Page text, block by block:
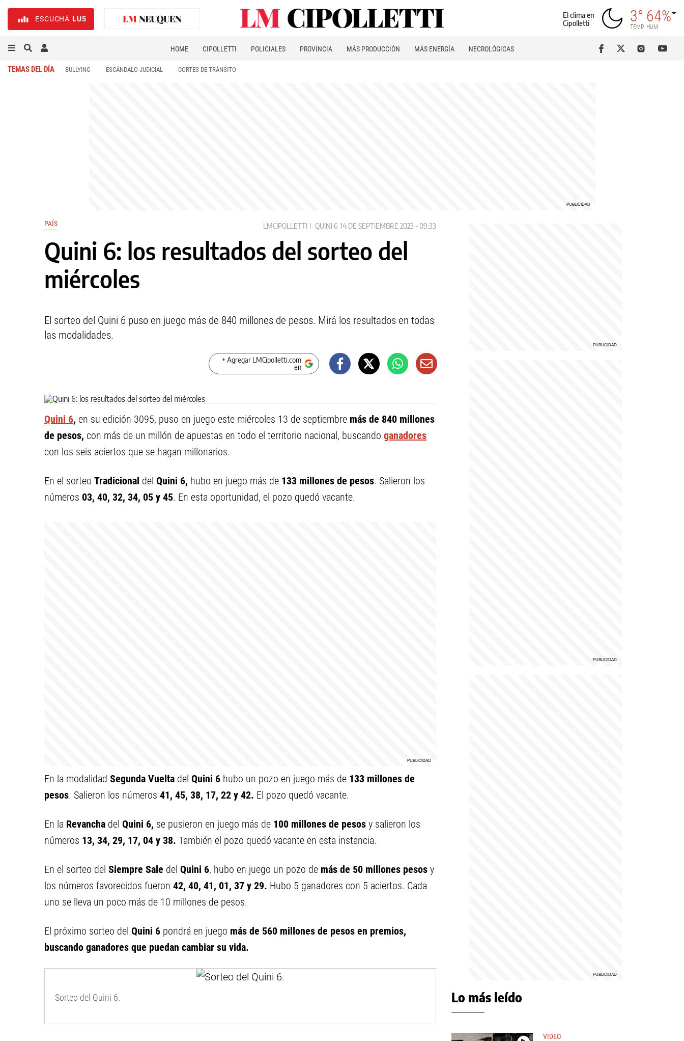
ESCUCHÁ LU5
El clima en
Cipolletti
3°
TEMP
64%
HUM
HOME CIPOLLETTI POLICIALES PROVINCIA MÁS PRODUCCIÓN MÁS ENERGÍA NECROLÓGICAS
TEMAS DEL DÍA BULLYING ESCÁNDALO JUDICIAL CORTES DE TRÁNSITO
PAÍS LMCIPOLLETTI QUINI 6 14 DE SEPTIEMBRE 2023 - 09:33
Quini 6: los resultados del sorteo del
miércoles
El sorteo del Quini 6 puso en juego más de 840 millones de pesos. Mirá los resultados en todas
las modalidades.
+ Agregar LMCipolletti.com
en
Quini 6, en su edición 3095, puso en juego este miércoles 13 de septiembre más de 840 millones
de pesos, con más de un millón de apuestas en todo el territorio nacional, buscando ganadores
con los seis aciertos que se hagan millonarios.
En el sorteo Tradicional del Quini 6, hubo en juego más de 133 millones de pesos. Salieron los
números 03, 40, 32, 34, 05 y 45. En esta oportunidad, el pozo quedó vacante.
En la modalidad Segunda Vuelta del Quini 6 hubo un pozo en juego más de 133 millones de
pesos. Salieron los números 41, 45, 38, 17, 22 y 42. El pozo quedó vacante.
En la Revancha del Quini 6, se pusieron en juego más de 100 millones de pesos y salieron los
números 13, 34, 29, 17, 04 y 38. También el pozo quedó vacante en esta instancia.
En el sorteo del Siempre Sale del Quini 6, hubo en juego un pozo de más de 50 millones pesos y
los números favorecidos fueron 42, 40, 41, 01, 37 y 29. Hubo 5 ganadores con 5 aciertos. Cada
uno se lleva un poco más de 10 millones de pesos.
El próximo sorteo del Quini 6 pondrá en juego más de 560 millones de pesos en premios,
buscando ganadores que puedan cambiar su vida.
Sorteo del Quini 6. Lo más leído
VIDEO